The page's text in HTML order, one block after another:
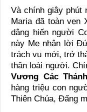
Và chính giây phút
Maria đã toàn vẹn
dâng hiến người
này Mẹ nhận lời
trách vụ mới, trở
thân loài người.
Vương Các
hàng triệu con
Thiên Chúa, Đấng